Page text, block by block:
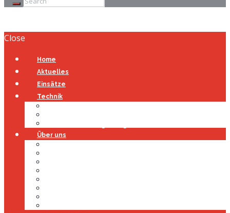
Close
Home
Aktuelles
Einsätze
Technik
Über uns